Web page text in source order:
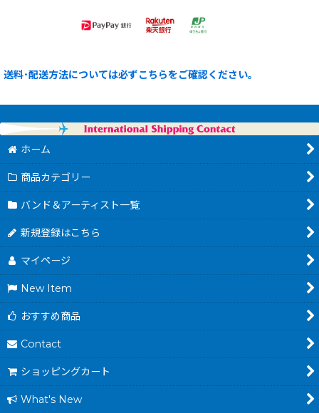
送料･配送方法については必ずこちらをご確認ください。
ホーム
商品カテゴリー
バンド＆アーティスト一覧
新規登録はこちら
マイページ
New Item
おすすめ商品
Contact
ショッピングカート
What's New